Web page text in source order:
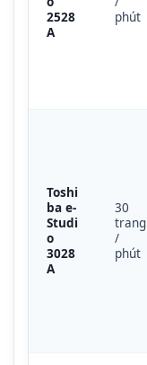
2528
A
phút
Toshi
ba e-
Studi
o
3028
A
30
trang
/
phút